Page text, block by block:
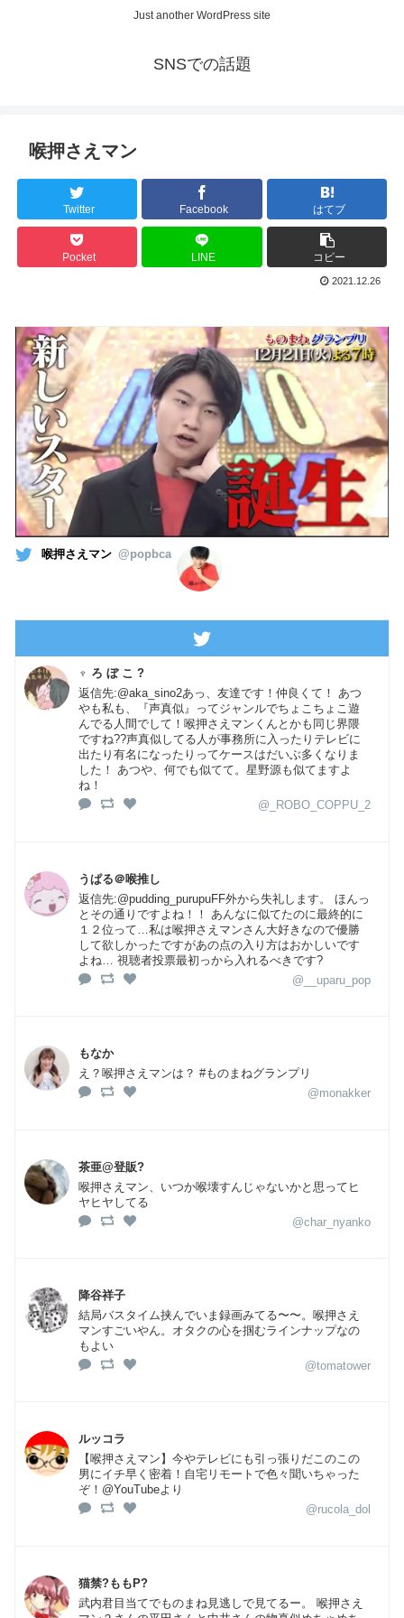
Just another WordPress site
SNSでの話題
喉押さえマン
Twitter Facebook はてブ
Pocket LINE コピー
2021.12.26
喉押さえマン @popbca
♆ ろ ぼ こ ?
返信先:@aka_sino2あっ、友達です！仲良くて！ あつ
やも私も、『声真似』ってジャンルでちょこちょこ遊
んでる人間でして！喉押さえマンくんとかも同じ界隈
ですね??声真似してる人が事務所に入ったりテレビに
出たり有名になったりってケースはだいぶ多くなりま
した！ あつや、何でも似てて。星野源も似てますよ
ね！
@_ROBO_COPPU_2
うぱる＠喉推し
返信先:@pudding_purupuFF外から失礼します。 ほんっ
とその通りですよね！！ あんなに似てたのに最終的に
１２位って…私は喉押さえマンさん大好きなので優勝
して欲しかったですがあの点の入り方はおかしいです
よね… 視聴者投票最初っから入れるべきです?
@__uparu_pop
もなか
え？喉押さえマンは？ #ものまねグランプリ
@monakker
茶亜@登販?
喉押さえマン、いつか喉壊すんじゃないかと思ってヒ
ヤヒヤしてる
@char_nyanko
降谷祥子
結局バスタイム挟んでいま録画みてる〜〜。喉押さえ
マンすごいやん。オタクの心を掴むラインナップなの
もよい
@tomatower
ルッコラ
【喉押さえマン】今やテレビにも引っ張りだこのこの
男にイチ早く密着！自宅リモートで色々聞いちゃった
ぞ！@YouTubeより
@rucola_dol
猫禁?ももP?
武内君目当てでものまね見逃しで見てるー。 喉押さえ